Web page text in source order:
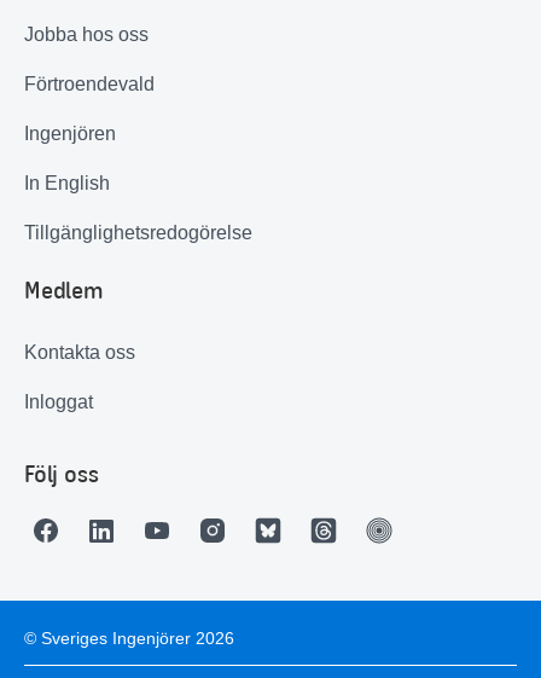
Jobba hos oss
Förtroendevald
Ingenjören
In English
Tillgänglighetsredogörelse
Medlem
Kontakta oss
Inloggat
Följ oss
© Sveriges Ingenjörer 2026